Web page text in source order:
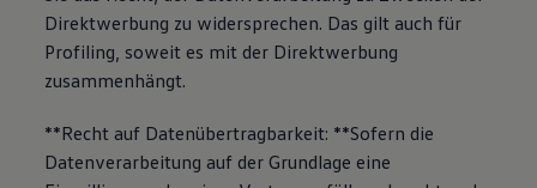
Direktwerbung zu widersprechen. Das gilt auch für
Profiling, soweit es mit der Direktwerbung
zusammenhängt.
**Recht auf Datenübertragbarkeit: **Sofern die
Datenverarbeitung auf der Grundlage eine